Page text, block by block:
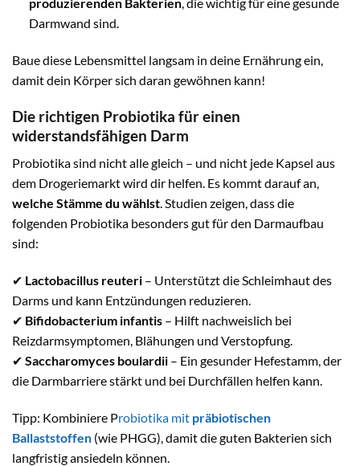
Darmwand sind.
Baue diese Lebensmittel langsam in deine Ernährung ein,
damit dein Körper sich daran gewöhnen kann!
Die richtigen Probiotika für einen
widerstandsfähigen Darm
Probiotika sind nicht alle gleich – und nicht jede Kapsel aus
dem Drogeriemarkt wird dir helfen. Es kommt darauf an,
welche Stämme du wählst. Studien zeigen, dass die
folgenden Probiotika besonders gut für den Darmaufbau
sind:
✔ Lactobacillus reuteri – Unterstützt die Schleimhaut des
Darms und kann Entzündungen reduzieren.
✔ Bifidobacterium infantis – Hilft nachweislich bei
Reizdarmsymptomen, Blähungen und Verstopfung.
✔ Saccharomyces boulardii – Ein gesunder Hefestamm, der
die Darmbarriere stärkt und bei Durchfällen helfen kann.
Tipp: Kombiniere Probiotika mit präbiotischen
Ballaststoffen (wie PHGG), damit die guten Bakterien sich
langfristig ansiedeln können.